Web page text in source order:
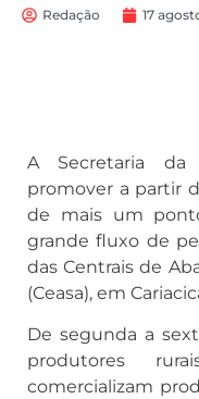
Redação 17
A Secretaria da
promover a partir
de mais um
grande fluxo de
das Centrais de
(Ceasa), em
De segunda a
produtores
comercializam